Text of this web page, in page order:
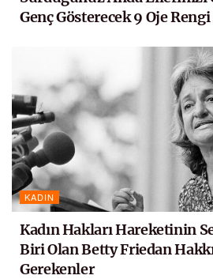
Genç Gösterecek 9 Oje Rengi
KADIN
Kadın Hakları Hareketinin
Biri Olan Betty Friedan
Gerekenler